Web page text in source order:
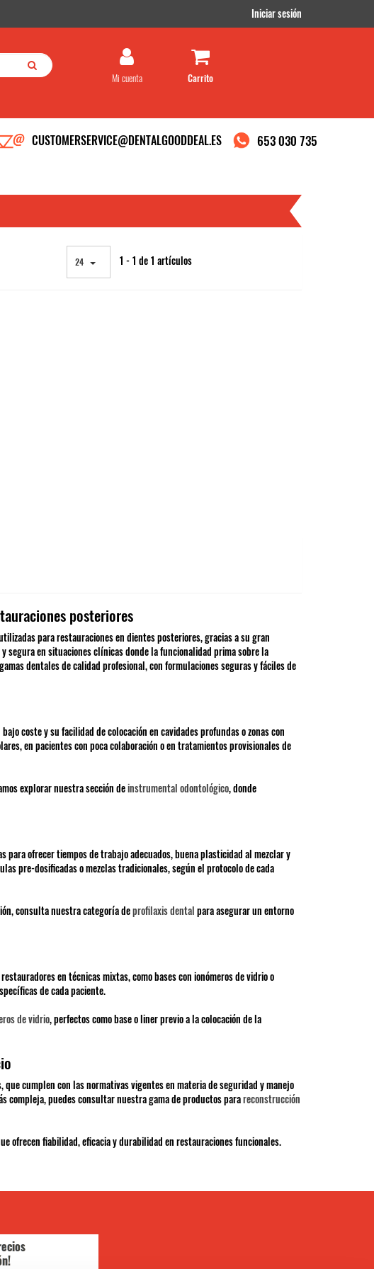
Iniciar sesión
Mi cuenta
653 030 735
CUSTOMERSERVICE@DENTALGOODDEAL.ES
24 1 - 1 de 1 artículos
posteriores
para restauraciones en dientes posteriores, gracias a su gran
segura en situaciones clínicas donde la funcionalidad prima sobre la
dentales de calidad profesional, con formulaciones seguras y fáciles de
coste y su facilidad de colocación en cavidades profundas o zonas con
en pacientes con poca colaboración o en tratamientos provisionales de
explorar nuestra sección deinstrumental odontológico, donde
ofrecer tiempos de trabajo adecuados, buena plasticidad al mezclar y
pre-dosificadas o mezclas tradicionales, según el protocolo de cada
consulta nuestra categoría deprofilaxis dentalpara asegurar un entorno
en técnicas mixtas, como bases con ionómeros de vidrio o
de cada paciente.
de vidrio, perfectos como base o liner previo a la colocación de la
cumplen con las normativas vigentes en materia de seguridad y manejo
compleja, puedes consultar nuestra gama de productos parareconstrucción
ofrecen fiabilidad, eficacia y durabilidad en restauraciones funcionales.